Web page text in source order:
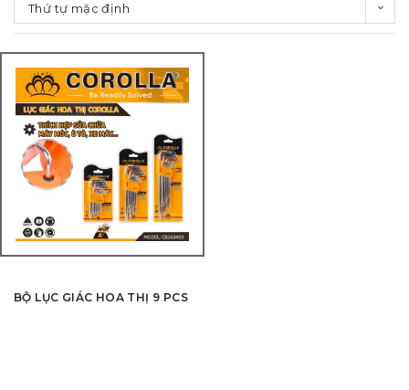
Thứ tự mặc định
BỘ LỤC GIÁC HOA THỊ 9 PCS